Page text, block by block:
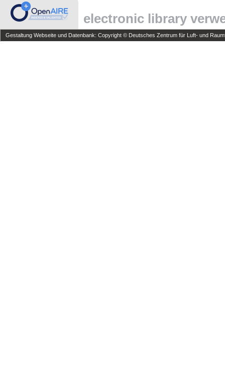
electronic library
Gestaltung Webseite und Datenbank: Copyright © Deutsches Zentrum für Luft- und